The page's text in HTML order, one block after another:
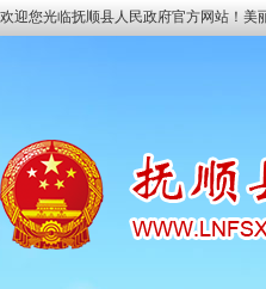
欢迎您光临抚顺县人民政府官方网站！美